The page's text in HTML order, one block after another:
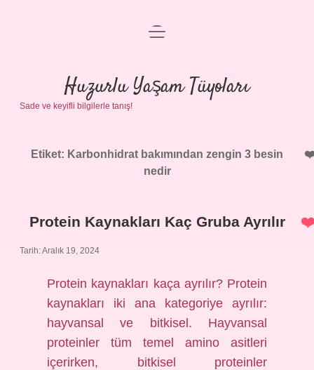
Anasayfa
Gizlilik Politikası
Yasal Uyarı
menüyü
Huzurlu Yaşam Tüyoları
Sade ve keyifli bilgilerle tanış!
Etiket: Karbonhidrat bakımından zengin 3 besin
nedir
Protein Kaynakları Kaç Gruba Ayrılır
Tarih: Aralık 19, 2024
Protein kaynakları kaça ayrılır? Protein
kaynakları iki ana kategoriye ayrılır:
hayvansal ve bitkisel. Hayvansal
proteinler tüm temel amino asitleri
içerirken, bitkisel proteinler